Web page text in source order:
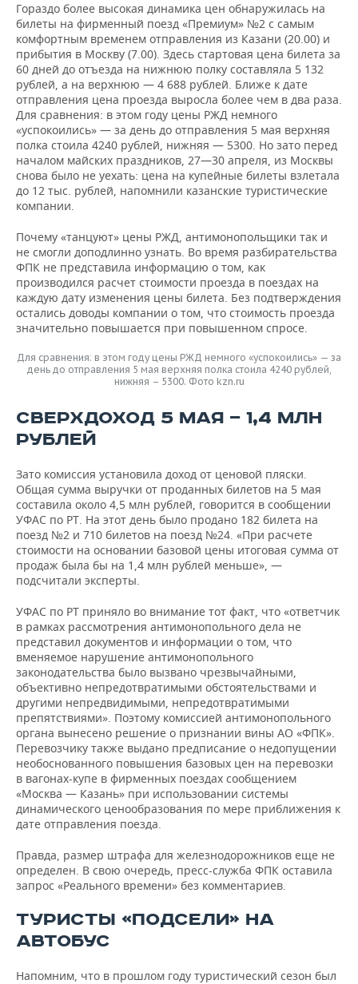
Гораздо более высокая динамика цен обнаружилась на
билеты на фирменный поезд «Премиум» №2 с самым
комфортным временем отправления из Казани (20.00) и
прибытия в Москву (7.00). Здесь стартовая цена билета за
60 дней до отъезда на нижнюю полку составляла 5 132
рублей, а на верхнюю — 4 688 рублей. Ближе к дате
отправления цена проезда выросла более чем в два раза.
Для сравнения: в этом году цены РЖД немного
«успокоились» — за день до отправления 5 мая верхняя
полка стоила 4240 рублей, нижняя — 5300. Но зато перед
началом майских праздников, 27—30 апреля, из Москвы
снова было не уехать: цена на купейные билеты взлетала
до 12 тыс. рублей, напомнили казанские туристические
компании.
Почему «танцуют» цены РЖД, антимонопольщики так и
не смогли доподлинно узнать. Во время разбирательства
ФПК не представила информацию о том, как
производился расчет стоимости проезда в поездах на
каждую дату изменения цены билета. Без подтверждения
остались доводы компании о том, что стоимость проезда
значительно повышается при повышенном спросе.
Для сравнения: в этом году цены РЖД немного «успокоились» — за
день до отправления 5 мая верхняя полка стоила 4240 рублей,
нижняя – 5300. Фото kzn.ru
СВЕРХДОХОД 5 МАЯ — 1,4 МЛН
РУБЛЕЙ
Зато комиссия установила доход от ценовой пляски.
Общая сумма выручки от проданных билетов на 5 мая
составила около 4,5 млн рублей, говорится в сообщении
УФАС по РТ. На этот день было продано 182 билета на
поезд №2 и 710 билетов на поезд №24. «При расчете
стоимости на основании базовой цены итоговая сумма от
продаж была бы на 1,4 млн рублей меньше», —
подсчитали эксперты.
УФАС по РТ приняло во внимание тот факт, что «ответчик
в рамках рассмотрения антимонопольного дела не
представил документов и информации о том, что
вменяемое нарушение антимонопольного
законодательства было вызвано чрезвычайными,
объективно непредотвратимыми обстоятельствами и
другими непредвидимыми, непредотвратимыми
препятствиями». Поэтому комиссией антимонопольного
органа вынесено решение о признании вины АО «ФПК».
Перевозчику также выдано предписание о недопущении
необоснованного повышения базовых цен на перевозки
в вагонах-купе в фирменных поездах сообщением
«Москва — Казань» при использовании системы
динамического ценообразования по мере приближения к
дате отправления поезда.
Правда, размер штрафа для железнодорожников еще не
определен. В свою очередь, пресс-служба ФПК оставила
запрос «Реального времени» без комментариев.
ТУРИСТЫ «ПОДСЕЛИ» НА
АВТОБУС
Напомним, что в прошлом году туристический сезон был